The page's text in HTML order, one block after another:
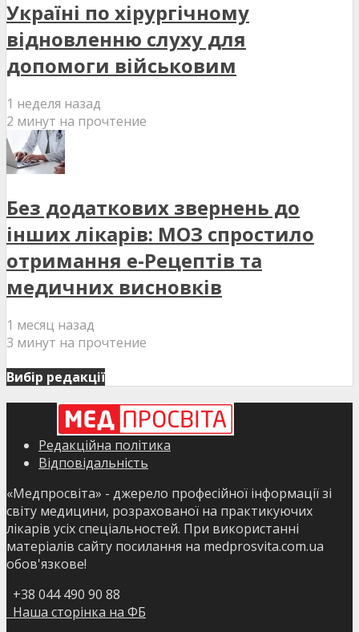
Україні по хірургічному
відновленню слуху для
допомоги військовим
1 неделя назад
2 минут на прочтение
Без додаткових звернень до
інших лікарів: МОЗ спростило
отримання е-Рецептів та
медичних висновків
1 месяц назад
3 минут на прочтение
Вибір редакції
Редакційна політика
Відповідальність
«Медпросвіта» - джерело професійної інформації зі
світу медицини, розрахованої на практикуючих
лікарів усіх спеціальностей. При використанні
матеріалів сайту посилання на medprosvita.com.ua
обов'язкове!
+38 044 490 90 88
Наша сторінка на ФБ